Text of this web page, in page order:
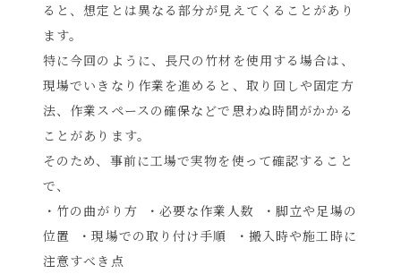
ると、想定とは異なる部分が見えてくることがあり
ます。
特に今回のように、長尺の竹材を使用する場合は、
現場でいきなり作業を進めると、取り回しや固定方
法、作業スペースの確保などで思わぬ時間がかかる
ことがあります。
そのため、事前に工場で実物を使って確認すること
で、
・竹の曲がり方 ・必要な作業人数 ・脚立や足場の
位置 ・現場での取り付け手順 ・搬入時や施工時に
注意すべき点